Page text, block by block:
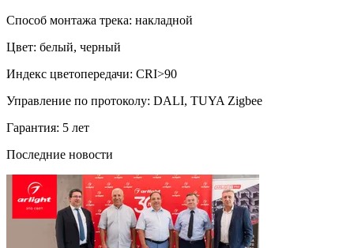
Способ монтажа трека: накладной
Цвет: белый, черный
Индекс цветопередачи: CRI>90
Управление по протоколу: DALI, TUYA Zigbee
Гарантия: 5 лет
Последние новости